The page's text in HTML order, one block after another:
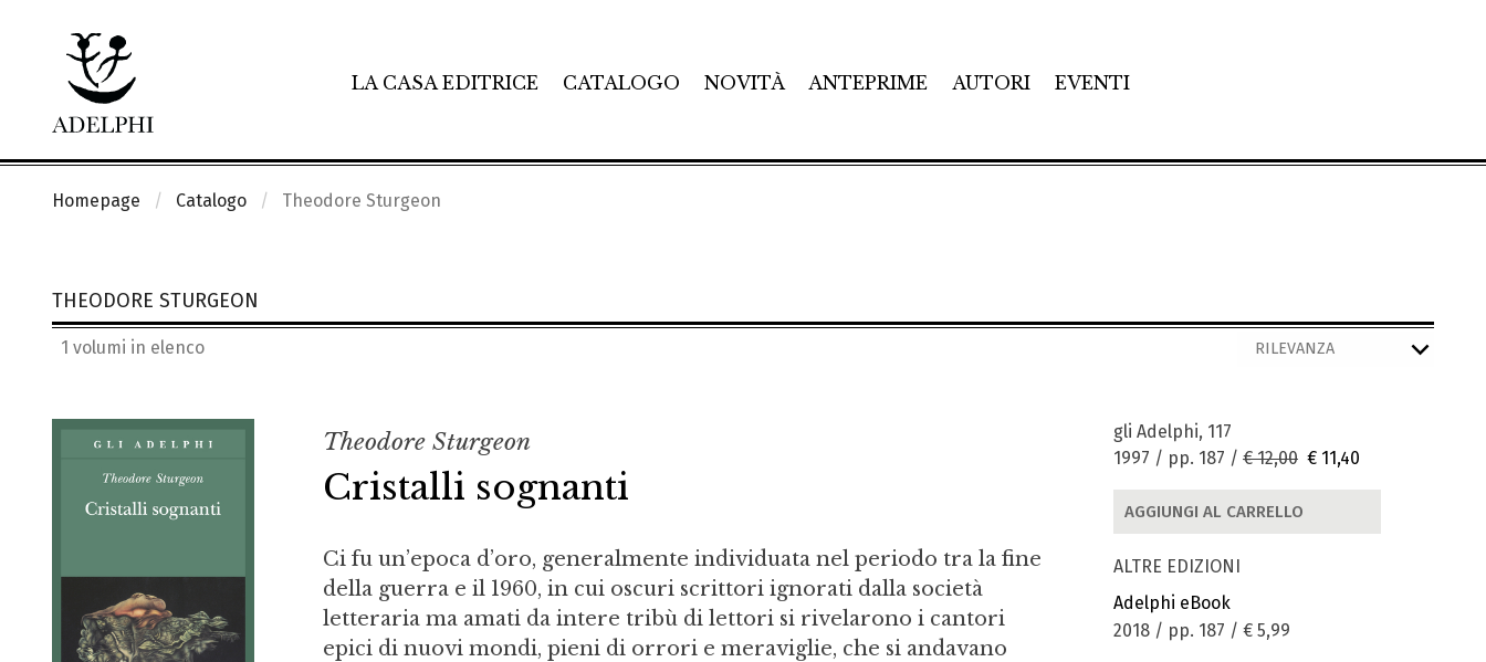
LA CASA EDITRICE CATALOGO NOVITÀ ANTEPRIME AUTORI EVENTI
Homepage Catalogo Theodore Sturgeon
THEODORE STURGEON
1 volumi in elenco
Theodore Sturgeon
Cristalli sognanti
Ci fu un’epoca d’oro, generalmente individuata nel periodo tra la fine
della guerra e il 1960, in cui oscuri scrittori ignorati dalla società
letteraria ma amati da intere tribù di lettori si rivelarono i cantori
epici di nuovi mondi, pieni di orrori e meraviglie, che si andavano
gli Adelphi, 117
1997 / pp. 187 / € 12,00 € 11,40
AGGIUNGI AL CARRELLO
ALTRE EDIZIONI
Adelphi eBook
2018 / pp. 187 / € 5,99